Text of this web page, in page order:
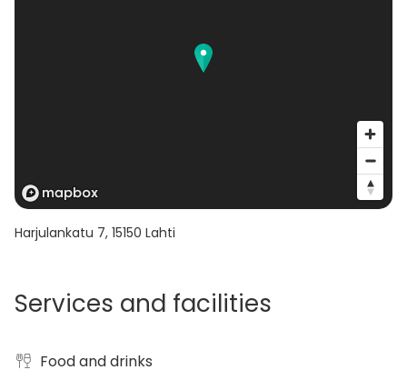
Harjulankatu 7, 15150 Lahti
Services and facilities
Food and drinks